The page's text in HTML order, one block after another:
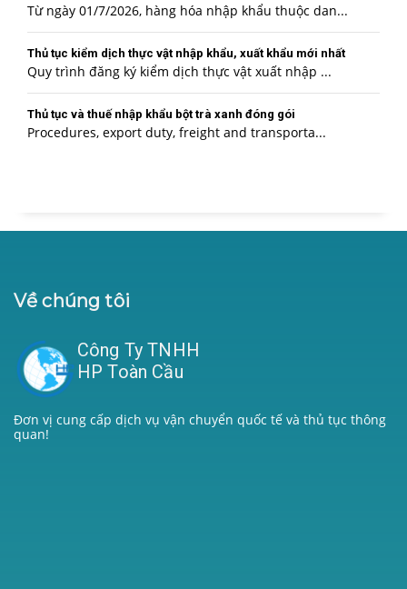
Từ ngày 01/7/2026, hàng hóa nhập khẩu thuộc dan...
Thủ tục kiểm dịch thực vật nhập khẩu, xuất khẩu mới nhất
Quy trình đăng ký kiểm dịch thực vật xuất nhập ...
Thủ tục và thuế nhập khẩu bột trà xanh đóng gói
Procedures, export duty, freight and transporta...
Về chúng tôi
Công Ty TNHH
HP Toàn Cầu
Đơn vị cung cấp dịch vụ vận chuyển quốc tế và thủ tục thông
quan!